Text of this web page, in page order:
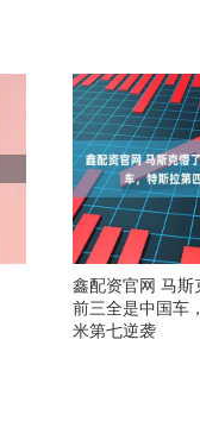
鑫配资官网 马
前三全是中国车
米第七逆袭